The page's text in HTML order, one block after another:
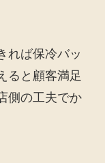
れば保冷バッ
ると顧客満足
側の工夫でか